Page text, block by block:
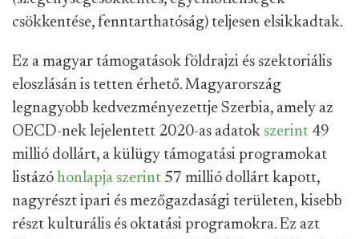
csökkentése, fenntarthatóság) teljesen elsikkadtak.
Ez a magyar támogatások földrajzi és szektoriális
eloszlásán is tetten érhető. Magyarország
legnagyobb kedvezményezettje Szerbia, amely az
OECD-nek lejelentett 2020-as adatok szerint 49
millió dollárt, a külügy támogatási programokat
listázó honlapja szerint 57 millió dollárt kapott,
nagyrészt ipari és mezőgazdasági területen, kisebb
részt kulturális és oktatási programokra. Ez azt